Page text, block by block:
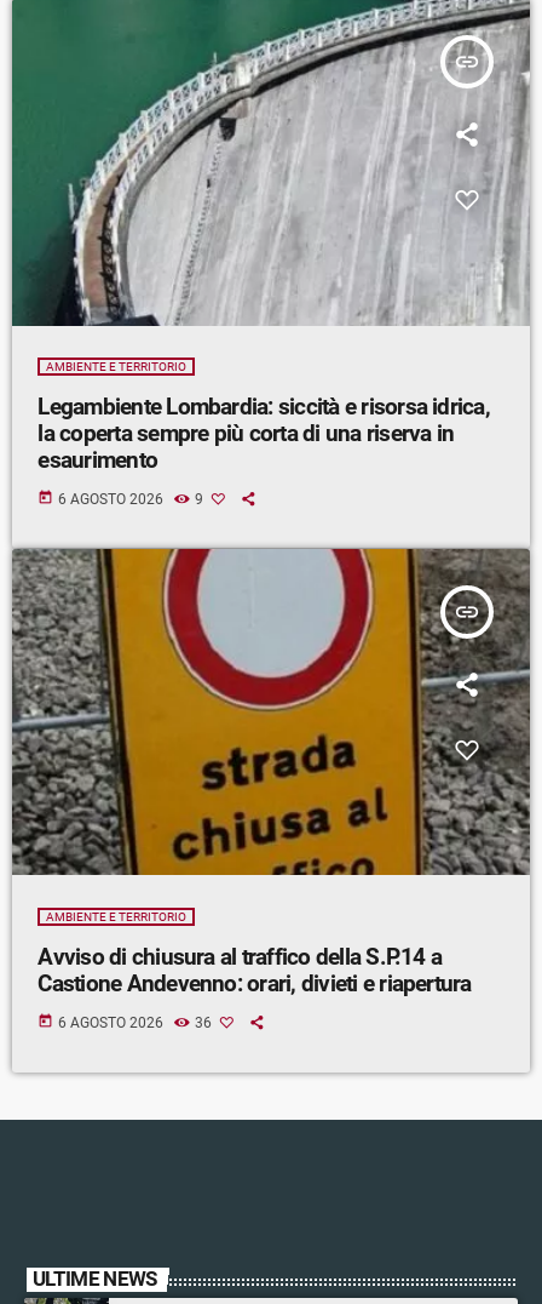
insert_link
AMBIENTE E TERRITORIO
Legambiente Lombardia: siccità e risorsa idrica,
la coperta sempre più corta di una riserva in
esaurimento
today 6 AGOSTO 2026 9
insert_link
AMBIENTE E TERRITORIO
Avviso di chiusura al traffico della S.P.14 a
Castione Andevenno: orari, divieti e riapertura
today 6 AGOSTO 2026 36
ULTIME NEWS